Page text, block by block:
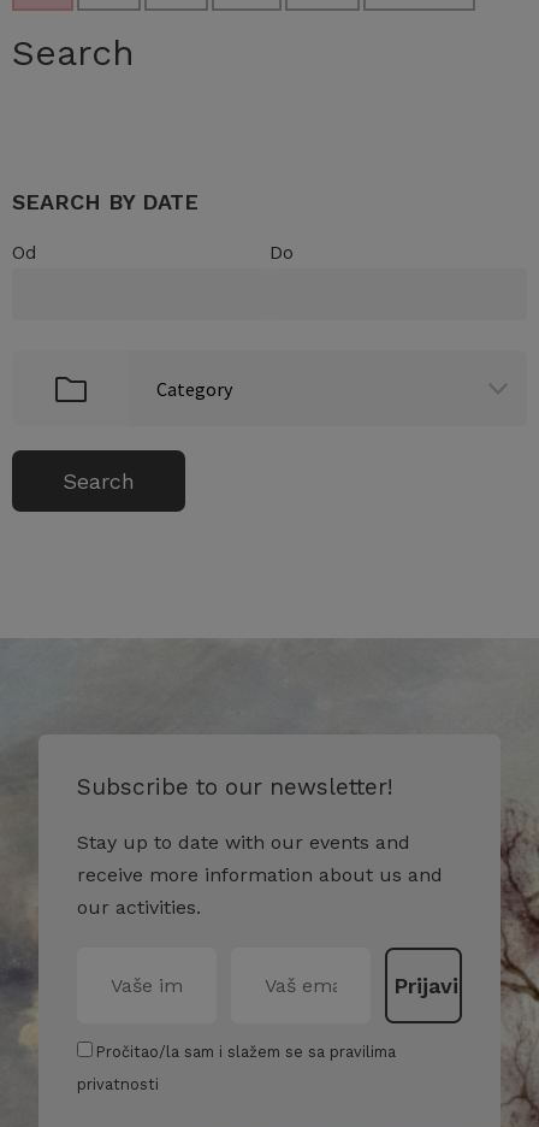
Search
SEARCH BY DATE
Od Do
Subscribe to our newsletter!
Stay up to date with our events and
receive more information about us and
our activities.
Pročitao/la sam i slažem se sa pravilima
privatnosti